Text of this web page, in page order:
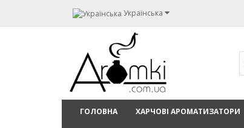
Українська
ГОЛОВНА ХАРЧОВІ АРОМАТИЗАТОРИ